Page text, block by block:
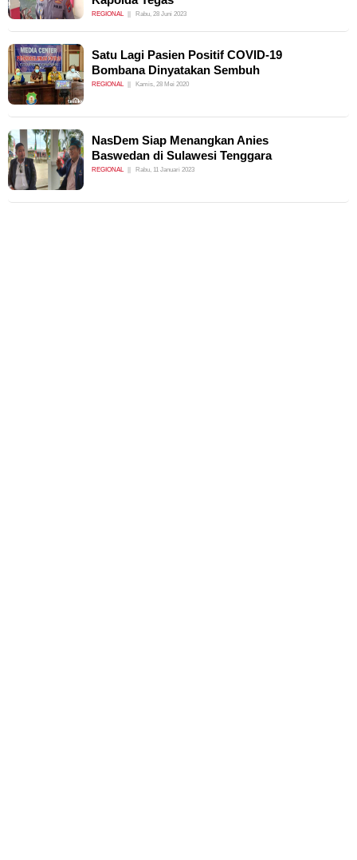
REGIONAL Rabu, 28 Juni 2023
Satu Lagi Pasien Positif COVID-19
Bombana Dinyatakan Sembuh
REGIONAL Kamis, 28 Mei 2020
NasDem Siap Menangkan Anies
Baswedan di Sulawesi Tenggara
REGIONAL Rabu, 11 Januari 2023